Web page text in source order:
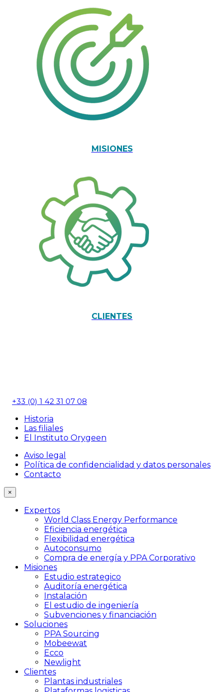
MISIONES
CLIENTES
+33 (0) 1 42 31 07 08
Historia
Las filiales
El Instituto Orygeen
Aviso legal
Política de confidencialidad y datos personales
Contacto
×
Expertos
World Class Energy Performance
Eficiencia energética
Flexibilidad energética
Autoconsumo
Compra de energía y PPA Corporativo
Misiones
Estudio estrategico
Auditoría energética
Instalación
El estudio de ingeniería
Subvenciones y financiación
Soluciones
PPA Sourcing
Mobeewat
Ecco
Newlight
Clientes
Plantas industriales